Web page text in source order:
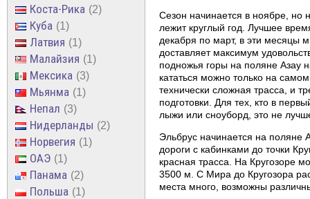
Коста-Рика 2
Куба 1
Латвия 1
Малайзия 1
Мексика 3
Мьянма 1
Непал 3
Нидерланды 2
Норвегия 1
ОАЭ 1
Панама 2
Польша 1
Сезон начинается в ноябре, но
лежит круглый год. Лучшее
декабря по март, в эти месяцы
доставляет максимум
подножья горы на поляне Азау
кататься можно только на
технически сложная трасса, и
подготовки. Для тех, кто в
лыжи или сноуборд, это не
Эльбрус начинается на поляне
дороги с кабинками до точки
красная трасса. На Кругозоре
3500 м. С Мира до Кругозора
места много, возможны